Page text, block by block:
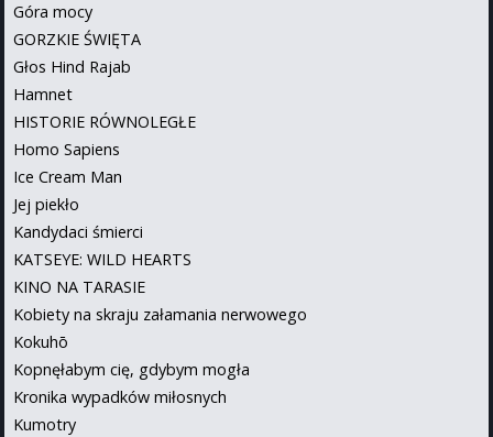
Góra mocy
GORZKIE ŚWIĘTA
Głos Hind Rajab
Hamnet
HISTORIE RÓWNOLEGŁE
Homo Sapiens
Ice Cream Man
Jej piekło
Kandydaci śmierci
KATSEYE: WILD HEARTS
KINO NA TARASIE
Kobiety na skraju załamania nerwowego
Kokuhō
Kopnęłabym cię, gdybym mogła
Kronika wypadków miłosnych
Kumotry